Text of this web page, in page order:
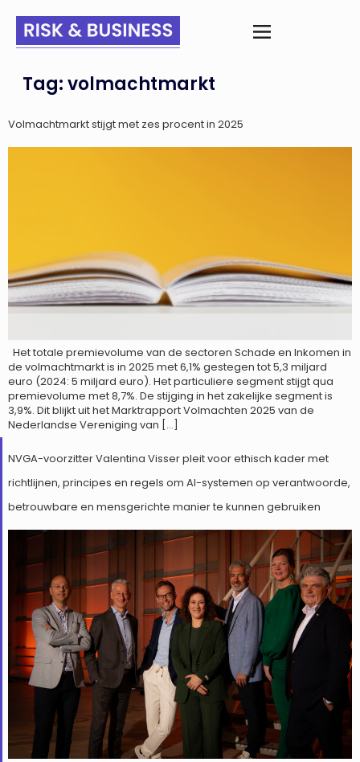
Tag:volmachtmarkt
Volmachtmarkt stijgt met zes procent in 2025
Het totale premievolume van de sectoren Schade en Inkomen in
de volmachtmarkt is in 2025 met 6,1% gestegen tot 5,3 miljard
euro (2024: 5 miljard euro). Het particuliere segment stijgt qua
premievolume met 8,7%. De stijging in het zakelijke segment is
3,9%. Dit blijkt uit het Marktrapport Volmachten 2025 van de
Nederlandse Vereniging van […]
NVGA-voorzitter Valentina Visser pleit voor ethisch kader met
richtlijnen, principes en regels om AI-systemen op verantwoorde,
betrouwbare en mensgerichte manier te kunnen gebruiken